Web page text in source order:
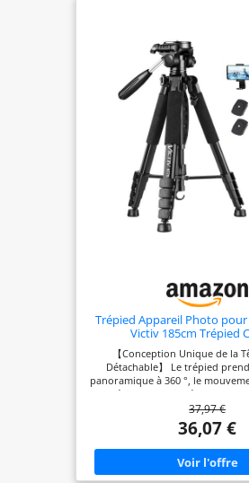
Trépied Appareil Photo
Victiv 185cm Trépied
【Conception Unique de la
Détachable】 Le trépied
panoramique à 360 °, le
° (dévissez la poignée dans le
aiguilles d'une montre) et la prise
90 °. La tête rotative à trois
démontée et remplacée par une
une tête fluide, une poignée
vous expérimenter une variété
scènes de prise de vue. 【Facile
37,97 €
36,07 €